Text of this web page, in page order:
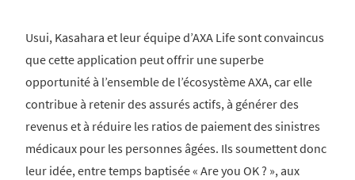
Usui, Kasahara et leur équipe d’AXA Life sont convaincus
que cette application peut offrir une superbe
opportunité à l’ensemble de l’écosystème AXA, car elle
contribue à retenir des assurés actifs, à générer des
revenus et à réduire les ratios de paiement des sinistres
médicaux pour les personnes âgées. Ils soumettent donc
leur idée, entre temps baptisée « Are you OK ? », aux